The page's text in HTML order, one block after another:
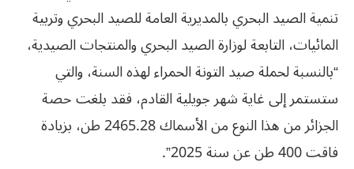
تنمية الصيد البحري بالمديرية العامة للصيد البحري وتربية
المائيات، التابعة لوزارة الصيد البحري والمنتجات الصيدية،
“بالنسبة لحملة صيد التونة الحمراء لهذه السنة، والتي
ستستمر إلى غاية شهر جويلية القادم، فقد بلغت حصة
الجزائر من هذا النوع من الأسماك 2465.28 طن، بزيادة
فاقت 400 طن عن سنة 2025”.